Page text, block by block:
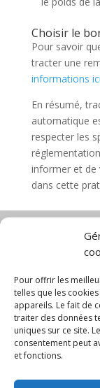
Pour offrir les
telles que les
appareils. Le fait de
traiter des données
uniques sur ce site.
consentement peut
et fonctions.
Choisir le
Pour savoir
tracter une
informations ici
En résumé,
automatique
respecter les
informer et de
dans cette
Diable
Politique
Paiement